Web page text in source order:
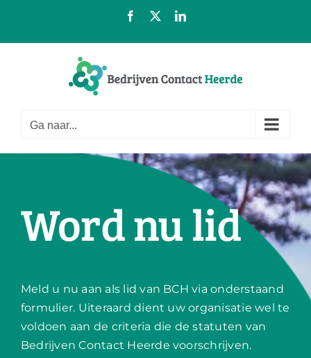
inhoud
Facebook LinkedIn
Ga naar...
Word nu lid
Meld u nu aan als lid van BCH via onderstaand
formulier. Uiteraard dient uw organisatie wel te
voldoen aan de criteria die de statuten van
Bedrijven Contact Heerde voorschrijven.